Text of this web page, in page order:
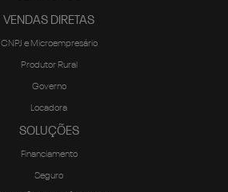
VENDAS DIRETAS
CNPJ e Microempresário
Produtor Rural
Governo
Locadora
SOLUÇÕES
Financiamento
Seguro